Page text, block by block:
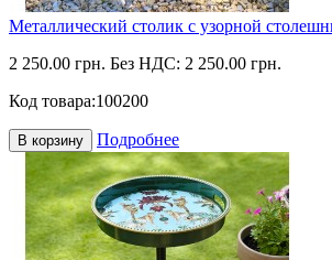
Металлический столик с узорной
2 250.00 грн. Без НДС: 2 250.00 грн.
Код товара:100200
В корзину Подробнее